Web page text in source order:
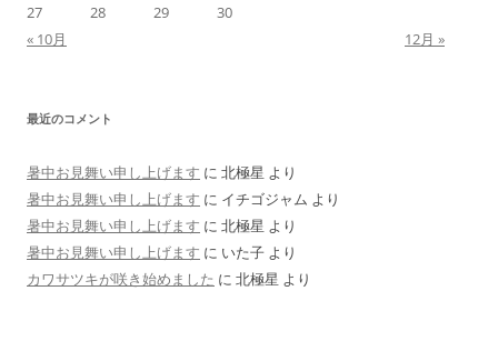
27
28 29
30
« 10月
12月 »
最近のコメント
暑中お見舞い申し上げます に 北極星 より
暑中お見舞い申し上げます に イチゴジャム より
暑中お見舞い申し上げます に 北極星 より
暑中お見舞い申し上げます に いた子 より
カワサツキが咲き始めました に 北極星 より